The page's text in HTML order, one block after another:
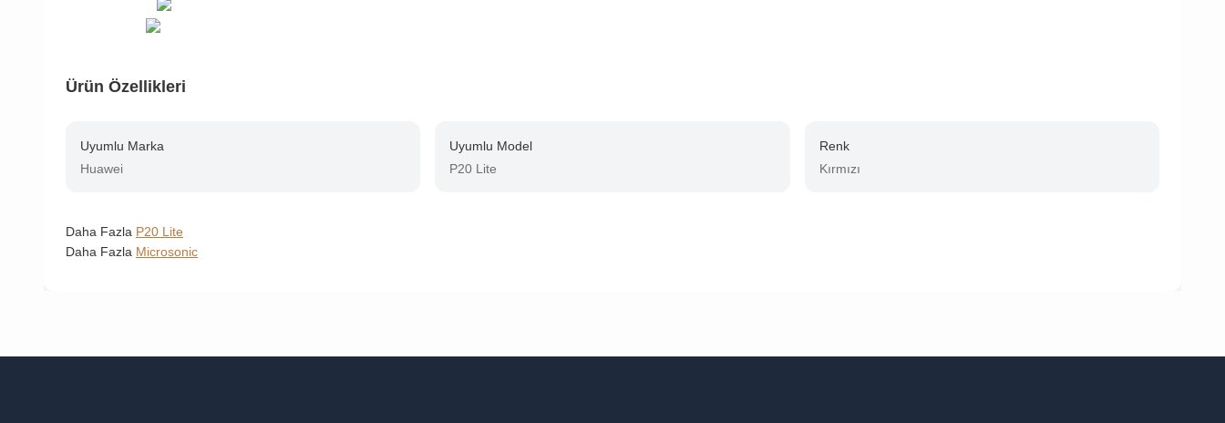
Ürün Özellikleri
Uyumlu Marka
Huawei
Uyumlu Model
P20 Lite
Renk
Kırmızı
Daha Fazla P20 Lite
Daha Fazla Microsonic